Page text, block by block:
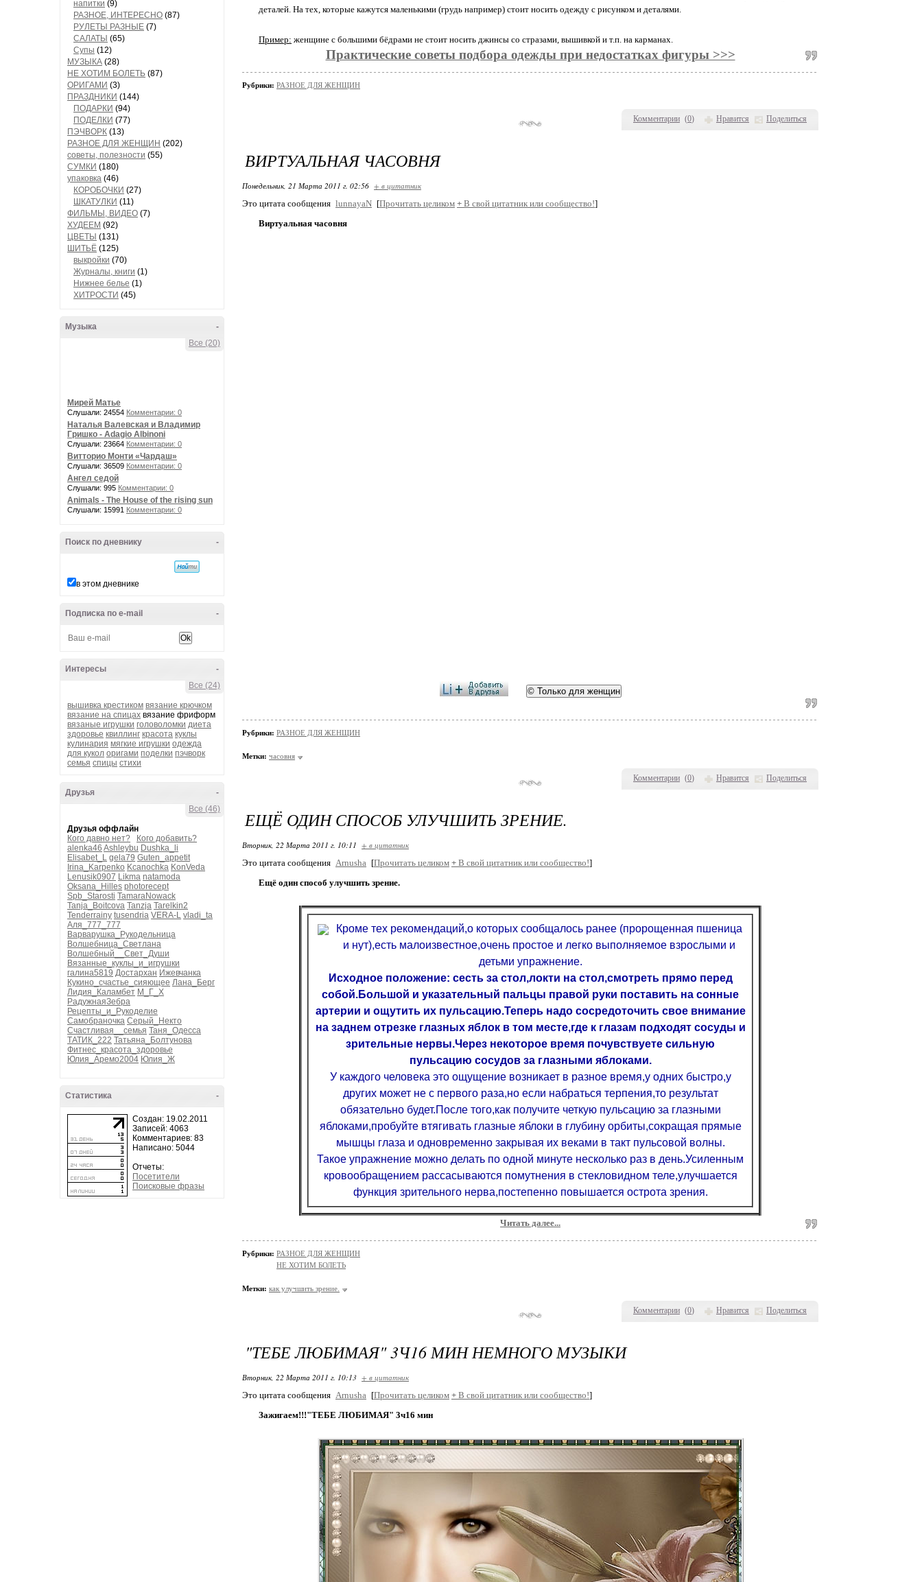
напитки (9)
РАЗНОЕ, ИНТЕРЕСНО (87)
РУЛЕТЫ РАЗНЫЕ (7)
САЛАТЫ (65)
Супы (12)
МУЗЫКА (28)
НЕ ХОТИМ БОЛЕТЬ (87)
ОРИГАМИ (3)
ПРАЗДНИКИ (144)
ПОДАРКИ (94)
ПОДЕЛКИ (77)
ПЭЧВОРК (13)
РАЗНОЕ ДЛЯ ЖЕНЩИН (202)
советы, полезности (55)
СУМКИ (180)
упаковка (46)
КОРОБОЧКИ (27)
ШКАТУЛКИ (11)
ФИЛЬМЫ, ВИДЕО (7)
ХУДЕЕМ (92)
ЦВЕТЫ (131)
ШИТЬЁ (125)
выкройки (70)
Журналы, книги (1)
Нижнее белье (1)
ХИТРОСТИ (45)
-
Музыка
Все (20)
Мирей Матье
Слушали: 24554 Комментарии: 0
Наталья Валевская и Владимир
Гришко - Adagio Albinoni
Слушали: 23664 Комментарии: 0
Витторио Монти «Чардаш»
Слушали: 36509 Комментарии: 0
Ангел седой
Слушали: 995 Комментарии: 0
Animals - The House of the rising sun
Слушали: 15991 Комментарии: 0
-
Поиск по дневнику
в этом дневнике
-
Подписка по e-mail
-
Интересы
Все (24)
вышивка крестиком вязание крючком
вязание на спицах вязание фриформ
вязаные игрушки головоломки диета
здоровье квиллинг красота куклы
кулинария мягкие игрушки одежда
для кукол оригами поделки пэчворк
семья спицы стихи
-
Друзья
Все (46)
Друзья оффлайн
Кого давно нет?
Кого добавить?
alenka46 Ashleybu Dushka_li
Elisabet_L gela79 Guten_appetit
Irina_Karpenko Kcanochka KonVeda
Lenusik0907 Likma natamoda
Oksana_Hilles photorecept
Spb_Starosti TamaraNowack
Tanja_Boitcova Tanzja Tarelkin2
Tenderrainy tusendria VERA-L vladi_ta
Аля_777_777
Варварушка_Рукодельница
Волшебница_Светлана
Волшебный__Свет_Души
Вязанные_куклы_и_игрушки
галина5819 Достархан Ижевчанка
Кукино_счастье_сияющее Лана_Берг
Лидия_Каламбет М_Г_Х
РадужнаяЗебра
Рецепты_и_Рукоделие
Самобраночка Серый_Некто
Счастливая__семья Таня_Одесса
ТАТИК_222 Татьяна_Болтунова
Фитнес_красота_здоровье
Юлия_Аремо2004 Юлия_Ж
-
Статистика
Создан: 19.02.2011
Записей: 4063
Комментариев: 83
Написано: 5044
Отчеты:
Посетители
Поисковые фразы
Комментарии (0) Нравится Поделиться
деталей. На тех, которые кажутся маленькими (грудь например) стоит носить одежду с рисунком и деталями.
Пример: женщине с большими бёдрами не стоит носить джинсы со стразами, вышивкой и т.п. на карманах.
Практические советы подбора одежды при недостатках фигуры >>>
Рубрики: РАЗНОЕ ДЛЯ ЖЕНЩИН
Комментарии (0) Нравится Поделиться
ВИРТУАЛЬНАЯ ЧАСОВНЯ
Понедельник, 21 Марта 2011 г. 02:56 + в цитатник
Это цитата сообщения lunnayaN [Прочитать целиком + В свой цитатник или сообщество!]
Виртуальная часовня
Рубрики: РАЗНОЕ ДЛЯ ЖЕНЩИН
Метки: часовня
Комментарии (0) Нравится Поделиться
ЕЩЁ ОДИН СПОСОБ УЛУЧШИТЬ ЗРЕНИЕ.
Вторник, 22 Марта 2011 г. 10:11 + в цитатник
Это цитата сообщения Arnusha [Прочитать целиком + В свой цитатник или сообщество!]
Ещё один способ улучшить зрение.
Кроме тех рекомендаций,о которых сообщалось ранее (пророщенная пшеница
и нут),есть малоизвестное,очень простое и легко выполняемое взрослыми и
детьми упражнение.
Исходное положение: сесть за стол,локти на стол,смотреть прямо перед
собой.Большой и указательный пальцы правой руки поставить на сонные
артерии и ощутить их пульсацию.Теперь надо сосредоточить свое внимание
на заднем отрезке глазных яблок в том месте,где к глазам подходят сосуды и
зрительные нервы.Через некоторое время почувствуете сильную
пульсацию сосудов за глазными яблоками.
У каждого человека это ощущение возникает в разное время,у одних быстро,у
других может не с первого раза,но если набраться терпения,то результат
обязательно будет.После того,как получите четкую пульсацию за глазными
яблоками,пробуйте втягивать глазные яблоки в глубину орбиты,сокращая прямые
мышцы глаза и одновременно закрывая их веками в такт пульсовой волны.
Такое упражнение можно делать по одной минуте несколько раз в день.Усиленным
кровообращением рассасываются помутнения в стекловидном теле,улучшается
функция зрительного нерва,постепенно повышается острота зрения.
Читать далее...
Рубрики: РАЗНОЕ ДЛЯ ЖЕНЩИН
НЕ ХОТИМ БОЛЕТЬ
Метки: как улучшить зрение.
"ТЕБЕ ЛЮБИМАЯ" 3Ч16 МИН НЕМНОГО МУЗЫКИ
Вторник, 22 Марта 2011 г. 10:13 + в цитатник
Это цитата сообщения Arnusha [Прочитать целиком + В свой цитатник или сообщество!]
Зажигаем!!!"ТЕБЕ ЛЮБИМАЯ" 3ч16 мин